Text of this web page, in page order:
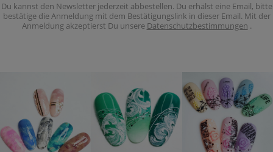
Du kannst den Newsletter jederzeit abbestellen. Du erhälst eine Email, bitte
bestätige die Anmeldung mit dem Bestätigungslink in dieser Email. Mit der
Anmeldung akzeptierst Du unsere Datenschutzbestimmungen .